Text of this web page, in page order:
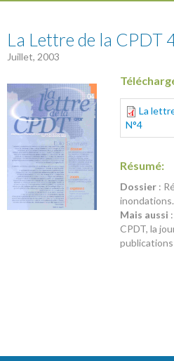
La Lettre de la CPDT
Juillet, 2003
La
N°4
Résumé:
Dossier :
inondations.
Mais aussi
CPDT, la